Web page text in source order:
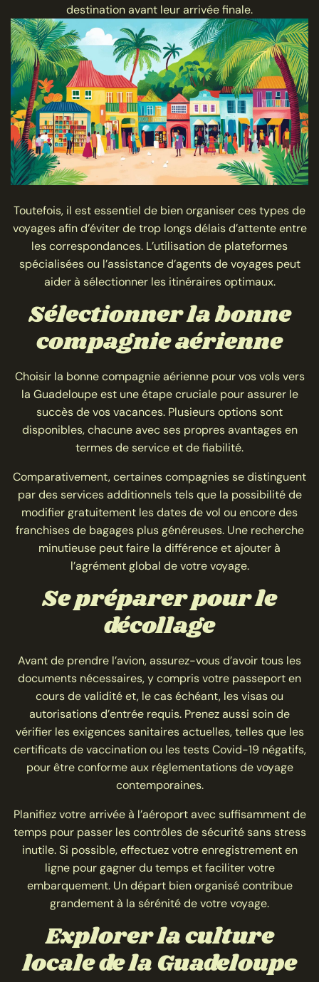
destination avant leur arrivée finale.
Toutefois, il est essentiel de bien organiser ces types de
voyages afin d’éviter de trop longs délais d’attente entre
les correspondances. L’utilisation de plateformes
spécialisées ou l’assistance d’agents de voyages peut
aider à sélectionner les itinéraires optimaux.
Sélectionner la bonne
compagnie aérienne
Choisir la bonne compagnie aérienne pour vos vols vers
la Guadeloupe est une étape cruciale pour assurer le
succès de vos vacances. Plusieurs options sont
disponibles, chacune avec ses propres avantages en
termes de service et de fiabilité.
Comparativement, certaines compagnies se distinguent
par des services additionnels tels que la possibilité de
modifier gratuitement les dates de vol ou encore des
franchises de bagages plus généreuses. Une recherche
minutieuse peut faire la différence et ajouter à
l’agrément global de votre voyage.
Se préparer pour le
décollage
Avant de prendre l’avion, assurez-vous d’avoir tous les
documents nécessaires, y compris votre passeport en
cours de validité et, le cas échéant, les visas ou
autorisations d’entrée requis. Prenez aussi soin de
vérifier les exigences sanitaires actuelles, telles que les
certificats de vaccination ou les tests Covid-19 négatifs,
pour être conforme aux réglementations de voyage
contemporaines.
Planifiez votre arrivée à l’aéroport avec suffisamment de
temps pour passer les contrôles de sécurité sans stress
inutile. Si possible, effectuez votre enregistrement en
ligne pour gagner du temps et faciliter votre
embarquement. Un départ bien organisé contribue
grandement à la sérénité de votre voyage.
Explorer la culture
locale de la Guadeloupe